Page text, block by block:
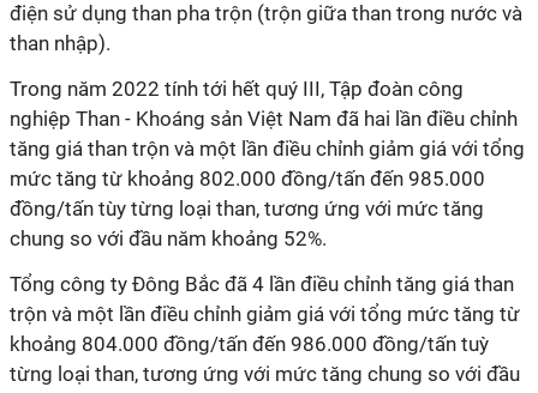
điện sử dụng than pha trộn (trộn giữa than trong nước và
than nhập).
Trong năm 2022 tính tới hết quý III, Tập đoàn công
nghiệp Than - Khoáng sản Việt Nam đã hai lần điều chỉnh
tăng giá than trộn và một lần điều chỉnh giảm giá với tổng
mức tăng từ khoảng 802.000 đồng/tấn đến 985.000
đồng/tấn tùy từng loại than, tương ứng với mức tăng
chung so với đầu năm khoảng 52%.
Tổng công ty Đông Bắc đã 4 lần điều chỉnh tăng giá than
trộn và một lần điều chỉnh giảm giá với tổng mức tăng từ
khoảng 804.000 đồng/tấn đến 986.000 đồng/tấn tuỳ
từng loại than, tương ứng với mức tăng chung so với đầu